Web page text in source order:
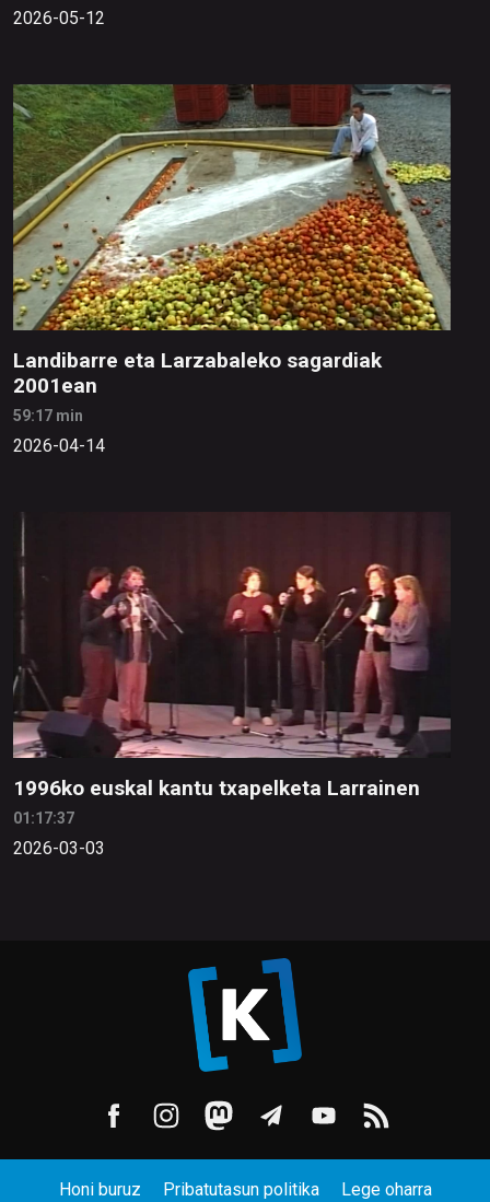
2026-05-12
Landibarre eta Larzabaleko sagardiak
2001ean
59:17 min
2026-04-14
1996ko euskal kantu txapelketa Larrainen
01:17:37
2026-03-03
Honi buruz Pribatutasun politika
Lege oharra